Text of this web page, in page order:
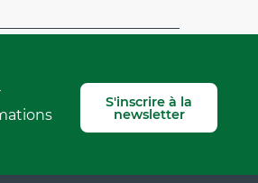
S'inscrire à la
newsletter